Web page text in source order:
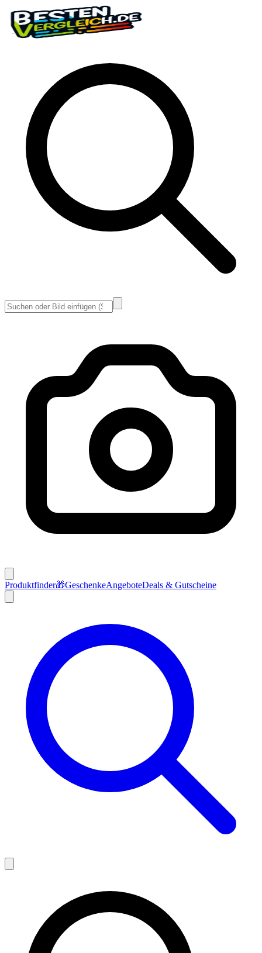
Produktfinder🎁GeschenkeAngeboteDeals & Gutscheine